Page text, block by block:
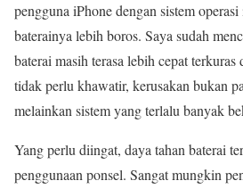
pengguna iPhone dengan sistem
baterainya lebih boros. Saya sudah
baterai masih terasa lebih cepat terkuras
tidak perlu khawatir, kerusakan bukan
melainkan sistem yang terlalu banyak
Yang perlu diingat, daya tahan baterai
penggunaan ponsel. Sangat mungkin